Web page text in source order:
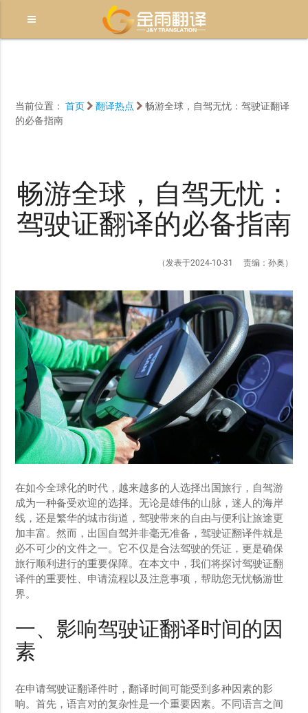
当前位置：首页 翻译热点
畅游全球，自驾无忧：驾驶证翻译
的必备指南
畅游全球，自驾无忧：
驾驶证翻译的必备指南
（发表于2024-10-31 责编：孙奥）
在如今全球化的时代，越来越多的人选择出国旅行，自驾游
成为一种备受欢迎的选择。无论是雄伟的山脉，迷人的海岸
线，还是繁华的城市街道，驾驶带来的自由与便利让旅途更
加丰富。然而，出国自驾并非毫无准备，驾驶证翻译件就是
必不可少的文件之一。它不仅是合法驾驶的凭证，更是确保
旅行顺利进行的重要保障。在本文中，我们将探讨驾驶证翻
译件的重要性、申请流程以及注意事项，帮助您无忧畅游世
界。
一、影响驾驶证翻译时间的因
素
在申请驾驶证翻译件时，翻译时间可能受到多种因素的影
响。首先，语言对的复杂性是一个重要因素。不同语言之间